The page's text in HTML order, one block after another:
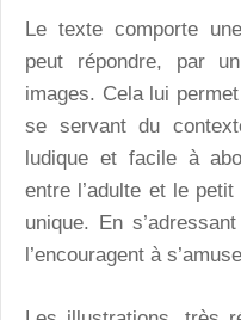
Le texte comporte
peut répondre, par
images. Cela lui
se servant du
ludique et facile à
entre l’adulte et le
unique. En
l’encouragent à